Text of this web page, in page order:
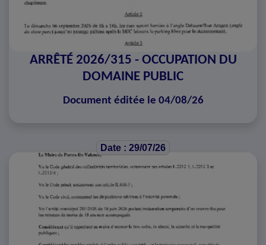
ARRÊTÉ 2026/315 - OCCUPATION DU
DOMAINE PUBLIC
Document éditée le 04/08/26
Date : 29/07/26